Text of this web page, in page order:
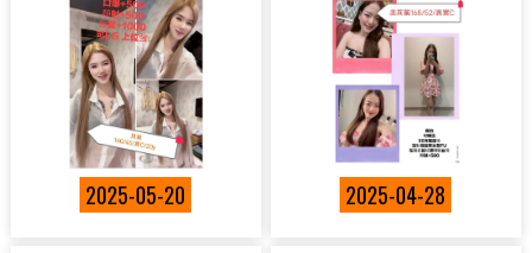
2025-05-20 2025-04-28